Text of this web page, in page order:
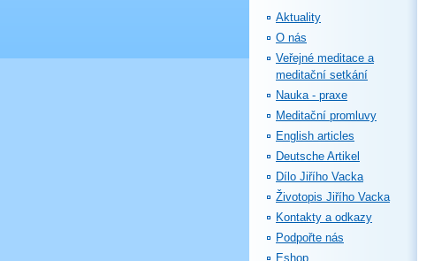
Aktuality
O nás
Veřejné meditace a
meditační setkání
Nauka - praxe
Meditační promluvy
English articles
Deutsche Artikel
Dílo Jiřího Vacka
Životopis Jiřího Vacka
Kontakty a odkazy
Podpořte nás
Eshop